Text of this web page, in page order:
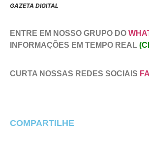
GAZETA DIGITAL
ENTRE EM NOSSO GRUPO DO
INFORMAÇÕES EM TEMPO REAL
CURTA NOSSAS REDES SOCIAIS
COMPARTILHE